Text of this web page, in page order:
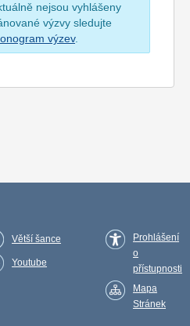
nejsou vyhlášeny
výzvy sledujte
výzev.
Větší šance
Youtube
Prohlášení
o
přístupnosti
Mapa
Stránek